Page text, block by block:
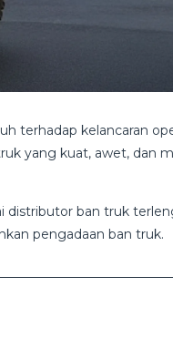
terhadap kelancaran
yang kuat, awet, dan
distributor ban truk
pengadaan ban truk.